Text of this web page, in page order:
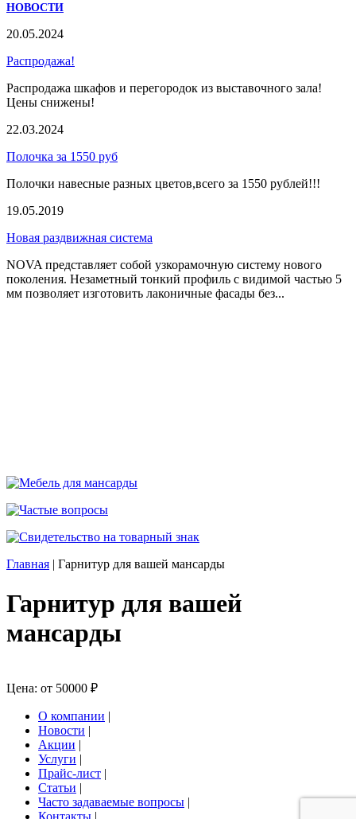
НОВОСТИ
20.05.2024
Распродажа!
Распродажа шкафов и перегородок из выставочного зала!
Цены снижены!
22.03.2024
Полочка за 1550 руб
Полочки навесные разных цветов,всего за 1550 рублей!!!
19.05.2019
Новая раздвижная система
NOVA представляет собой узкорамочную систему нового
поколения. Незаметный тонкий профиль с видимой частью 5
мм позволяет изготовить лаконичные фасады без...
Главная | Гарнитур для вашей мансарды
Гарнитур для вашей
мансарды
Цена: от 50000 ₽
О компании |
Новости |
Акции |
Услуги |
Прайс-лист |
Статьи |
Часто задаваемые вопросы |